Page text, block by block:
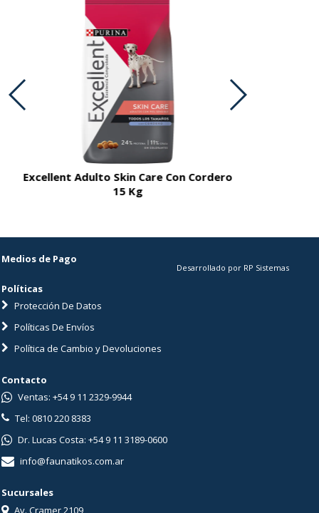
Excellent Adulto Skin Care Con Cordero
15 Kg
Medios de Pago
Políticas
Protección De Datos
Políticas De Envíos
Política de Cambio y Devoluciones
Desarrollado por RP Sistemas
Contacto
Ventas: +54 9 11 2329-9944
Tel: 0810 220 8383
Dr. Lucas Costa: +54 9 11 3189-0600
info@faunatikos.com.ar
Sucursales
Av. Cramer 2109